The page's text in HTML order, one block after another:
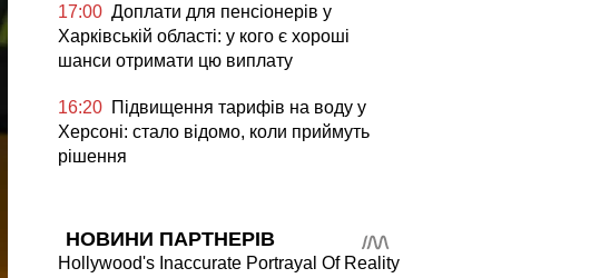
17:00 Доплати для пенсіонерів у
Харківській області: у кого є хороші
шанси отримати цю виплату
16:20 Підвищення тарифів на воду у
Херсоні: стало відомо, коли приймуть
рішення
НОВИНИ ПАРТНЕРІВ
Hollywood's Inaccurate Portrayal Of Reality